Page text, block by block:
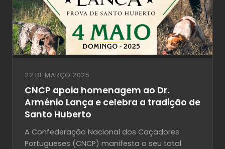
22 DE MARÇO 2025
CNCP apoia homenagem ao Dr.
Arménio Lança e celebra a tradição de
Santo Huberto
A Confederação Nacional dos Caçadores
Portugueses (CNCP) manifesta o seu total